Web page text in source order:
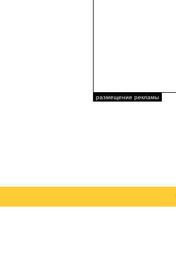
размещение рекламы